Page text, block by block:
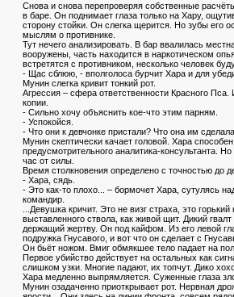
Снова и снова перепроверяя собственные
в баре. Он поднимает глаза только на Хару,
сторону стойки. Он слегка щерится. Но зубы его
мыслям о противнике.
Тут нечего анализировать. В бар ввалилась
вооружены, часть находится в наркотическом
встретятся с противником, несколько человек
- Щас сблюю, - вполголоса бурчит Хара и для
Мунин слегка кривит тонкий рот.
Агрессия – сфера ответственности Красного
копии.
- Сильно хочу объяснить кое-что этим парням.
- Успокойся.
- Что они к девчонке пристали? Что она им
Мунин скептически качает головой. Хара
предусмотрительного аналитика-консультанта.
час от силы.
Время столкновения определено с точностью до
- Хара, сядь.
- Это как-то плохо... – бормочет Хара, сутулясь
командир.
...Девушка кричит. Это не визг страха, это
выставленного ствола, как живой щит. Дикий
держащий жертву. Он под кайфом. Из его левой
подружка Гнусавого, и вот что он сделает с
Он бьёт ножом. Вмиг обмякшее тело падает на
Первое убийство действует на остальных как
слишком узки. Многие падают, их топчут. Дико
Хара медленно выпрямляется. Суженные глаза
Мунин озадаченно приоткрывает рот. Нервная